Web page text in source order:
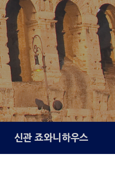
신관 죠와니하우스